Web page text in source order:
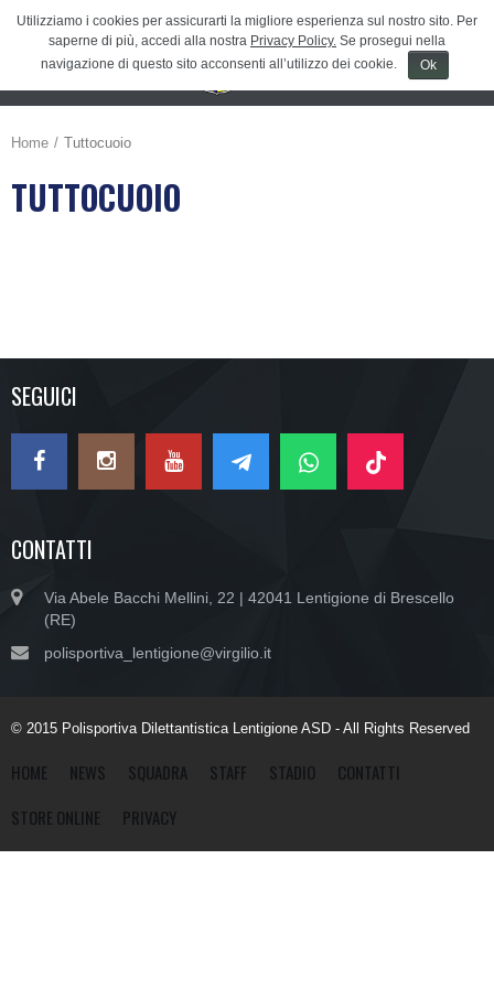
Menu
Home Tuttocuoio
TUTTOCUOIO
SEGUICI
CONTATTI
Via Abele Bacchi Mellini, 22 | 42041 Lentigione di Brescello
(RE)
polisportiva_lentigione@virgilio.it
© 2015 Polisportiva Dilettantistica Lentigione ASD - All Rights Reserved
HOME NEWS SQUADRA STAFF STADIO
CONTATTI
STORE ONLINE
PRIVACY
Utilizziamo i cookies per assicurarti la migliore esperienza sul nostro sito. Per
saperne di più, accedi alla nostra Privacy Policy. Se prosegui nella
navigazione di questo sito acconsenti all’utilizzo dei cookie.
Ok